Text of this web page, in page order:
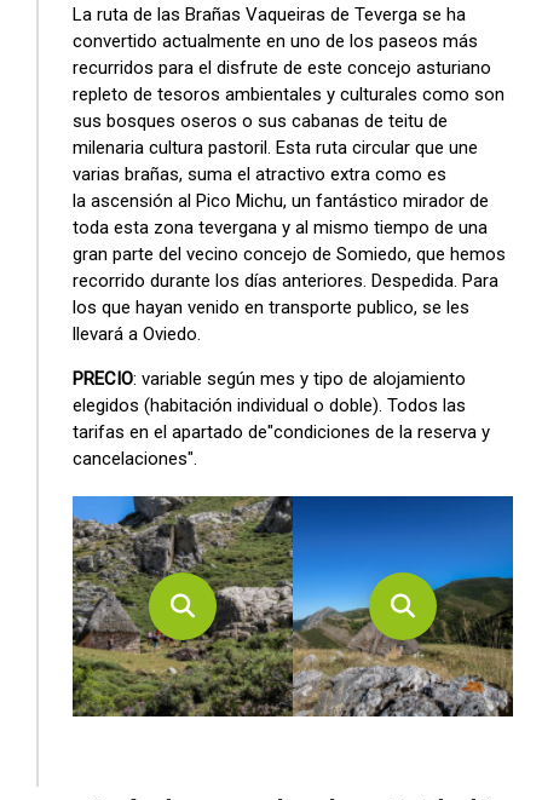
La ruta de las Brañas Vaqueiras de Teverga se ha
convertido actualmente en uno de los paseos más
recurridos para el disfrute de este concejo asturiano
repleto de tesoros ambientales y culturales como son
sus bosques oseros o sus cabanas de teitu de
milenaria cultura pastoril. Esta ruta circular que une
varias brañas, suma el atractivo extra como es
la ascensión al Pico Michu, un fantástico mirador de
toda esta zona tevergana y al mismo tiempo de una
gran parte del vecino concejo de Somiedo, que hemos
recorrido durante los días anteriores. Despedida. Para
los que hayan venido en transporte publico, se les
llevará a Oviedo.
PRECIO: variable según mes y tipo de alojamiento
elegidos (habitación individual o doble). Todos las
tarifas en el apartado de"condiciones de la reserva y
cancelaciones".